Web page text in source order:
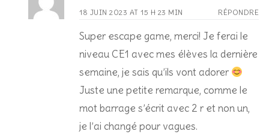
18 JUIN 2023 AT 15 H 23 MIN RÉPONDRE
Super escape game, merci! Je ferai le
niveau CE1 avec mes élèves la dernière
semaine, je sais qu’ils vont adorer
Juste une petite remarque, comme le
mot barrage s’écrit avec 2 r et non un,
je l’ai changé pour vagues.